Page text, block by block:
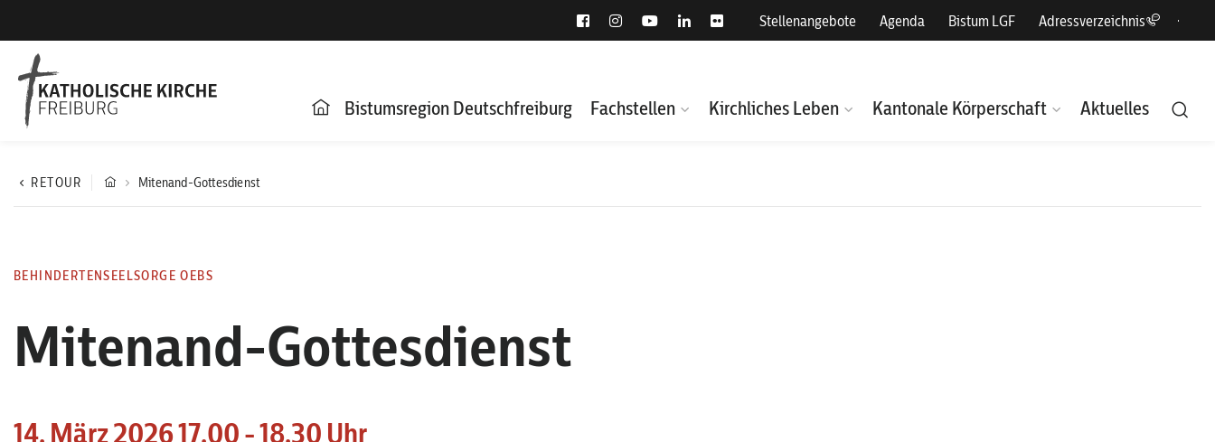
Stellenangebote Agenda Bistum LGF Adressverzeichnis
Bistumsregion Deutschfreiburg Fachstellen Kirchliches Leben Kantonale Körperschaft Aktuelles
RETOUR Mitenand-Gottesdienst
BEHINDERTENSEELSORGE OEBS
Mitenand-Gottesdienst
14. März 2026 17.00 - 18.30 Uhr